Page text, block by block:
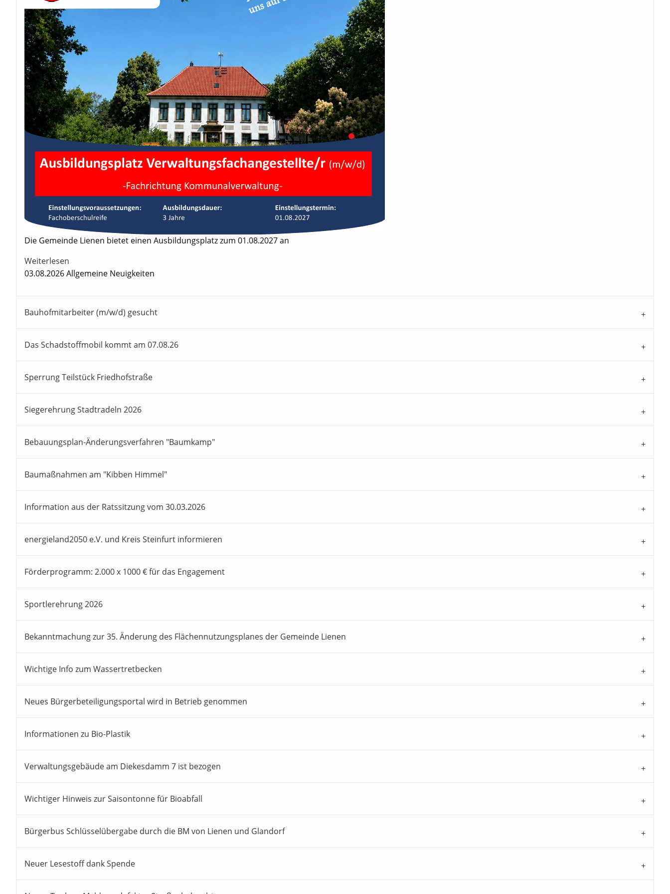
Die Gemeinde Lienen bietet einen Ausbildungsplatz zum 01.08.2027 an
Weiterlesen
03.08.2026Allgemeine Neuigkeiten
Bauhofmitarbeiter (m/w/d) gesucht
Das Schadstoffmobil kommt am 07.08.26
Sperrung Teilstück Friedhofstraße
Siegerehrung Stadtradeln 2026
Bebauungsplan-Änderungsverfahren "Baumkamp"
Baumaßnahmen am "Kibben Himmel"
Information aus der Ratssitzung vom 30.03.2026
energieland2050 e.V. und Kreis Steinfurt informieren
Förderprogramm: 2.000 x 1000 € für das Engagement
Sportlerehrung 2026
Bekanntmachung zur 35. Änderung des Flächennutzungsplanes der Gemeinde Lienen
Wichtige Info zum Wassertretbecken
Neues Bürgerbeteiligungsportal wird in Betrieb genommen
Informationen zu Bio-Plastik
Verwaltungsgebäude am Diekesdamm 7 ist bezogen
Wichtiger Hinweis zur Saisontonne für Bioabfall
Bürgerbus Schlüsselübergabe durch die BM von Lienen und Glandorf
Neuer Lesestoff dank Spende